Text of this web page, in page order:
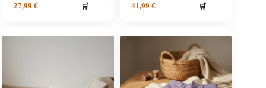
27,99 € 🛒 41,99 € 🛒